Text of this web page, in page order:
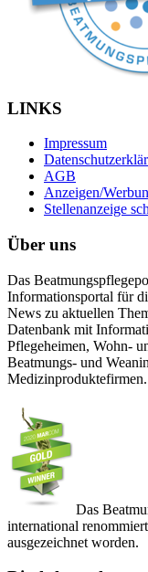
LINKS
Impressum
AGB
Anzeigen/
Stellenanzeige
Über uns
Das
Informationsportal für
News zu aktuellen
Datenbank mit
Pflegeheimen, Wohn-
Beatmungs- und
Medizinproduktefirmen.
Das
international
ausgezeichnet worden.